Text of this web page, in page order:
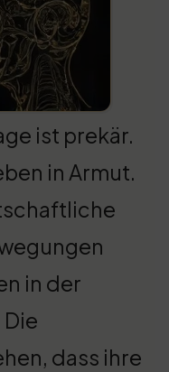
ist prekär.
in Armut.
in der
dass ihre